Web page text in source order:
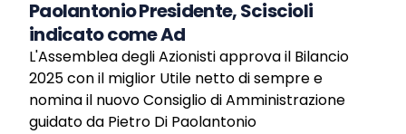
Paolantonio Presidente, Sciscioli
indicato come Ad
L'Assemblea degli Azionisti approva il Bilancio
2025 con il miglior Utile netto di sempre e
nomina il nuovo Consiglio di Amministrazione
guidato da Pietro Di Paolantonio